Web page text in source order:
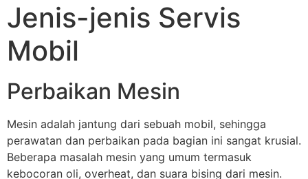
Jenis-jenis Servis
Mobil
Perbaikan Mesin
Mesin adalah jantung dari sebuah mobil, sehingga
perawatan dan perbaikan pada bagian ini sangat krusial.
Beberapa masalah mesin yang umum termasuk
kebocoran oli, overheat, dan suara bising dari mesin.